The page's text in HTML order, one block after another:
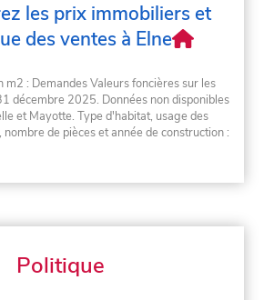
les prix immobiliers et
des ventes à Elne
m2 : Demandes Valeurs foncières sur les
décembre 2025. Données non disponibles
et Mayotte. Type d'habitat, usage des
de pièces et année de construction :
Politique